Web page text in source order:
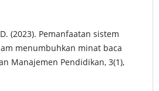
(2023). Pemanfaatan sistem
menumbuhkan minat baca
Manajemen Pendidikan, 3(1),